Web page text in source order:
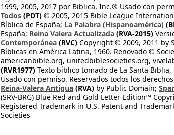
1999, 2005, 2017 por Biblica, Inc.® Usado con
Todos (PDT) © 2005, 2015 Bible League
Bíblica de España; La Palabra (Hispanoamérica)
España; Reina Valera Actualizada (RVA-2015)
Contemporánea (RVC) Copyright © 2009, 2011 by
Bíblicas en América Latina, 1960. Renovado ©
americanbible.org, unitedbiblesocieties.org,
(RVR1977) Texto bíblico tomado de La Santa
Usado con permiso. Reservados todos los
Reina-Valera Antigua (RVA) by Public Domain;
(SRV-BRG) Blue Red and Gold Letter Edition™
Registered Trademark in U.S. Patent and
Societies